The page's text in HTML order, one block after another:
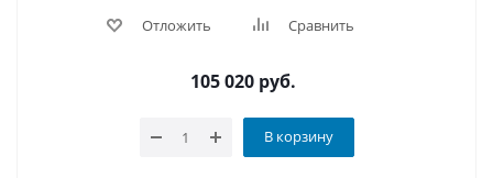
Отложить Сравнить
105 020руб.
В корзину